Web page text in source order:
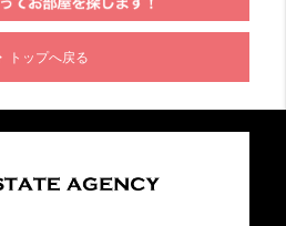
トップへ戻る